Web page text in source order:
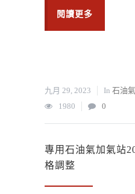
閱讀更多
九月 29, 2023 In 石油
1980
0
專用石油氣加氣站
格調整